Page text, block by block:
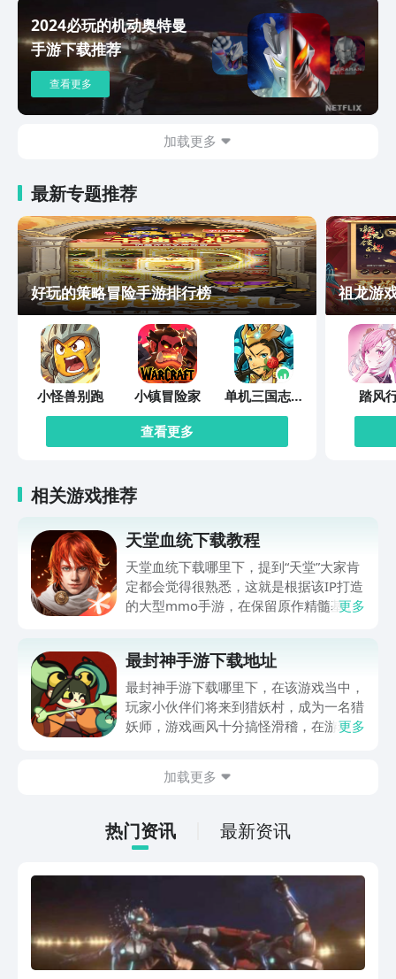
2024必玩的机动奥特曼
手游下载推荐
查看更多
加载更多
最新专题推荐
好玩的策略冒险手游排行榜
小怪兽别跑 小镇冒险家 单机三国志外
传
查看更多
祖龙游
踏风
相关游戏推荐
天堂血统下载教程
天堂血统下载哪里下，提到“天堂”大家肯
定都会觉得很熟悉，这就是根据该IP打造
的大型mmo手游，在保留原作精髓基础
斗策略都有深度创新，肯定有不少伙伴都
很想玩，可提前在九游平台预约，手游福
利最有性价比APP，身后有阿里巴巴灵犀
互娱大厂支持，节假日活动来临时刻，还
更多
最封神手游下载地址
最封神手游下载哪里下，在该游戏当中，
玩家小伙伴们将来到猎妖村，成为一名猎
妖师，游戏画风十分搞怪滑稽，在游玩过
定有不少朋友感兴趣，但不知道哪里下
有性价比的APP，身后有阿里巴巴灵犀互
娱大厂支持，玩手游就到九游，海量代金
更多
加载更多
热门资讯 最新资讯